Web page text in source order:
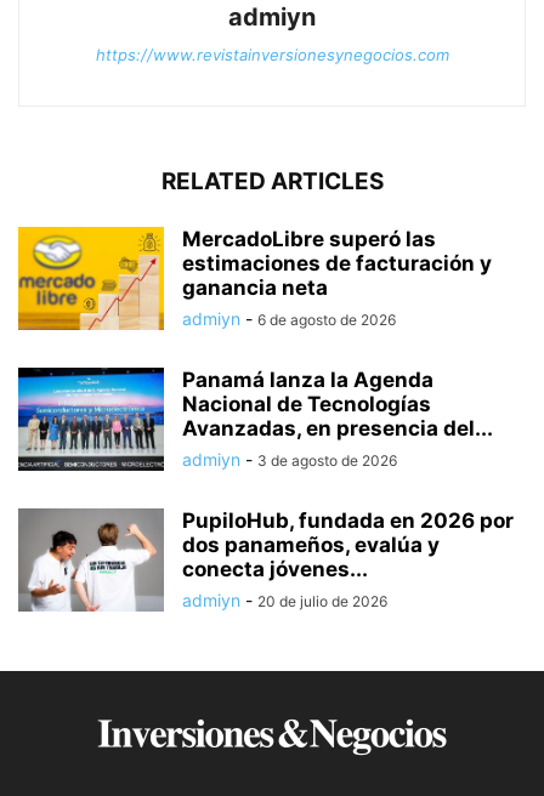
admiyn
https://www.revistainversionesynegocios.com
RELATED ARTICLES
MercadoLibre superó las
estimaciones de facturación y
ganancia neta
admiyn - 6 de agosto de 2026
Panamá lanza la Agenda
Nacional de Tecnologías
Avanzadas, en presencia del...
admiyn - 3 de agosto de 2026
PupiloHub, fundada en 2026 por
dos panameños, evalúa y
conecta jóvenes...
admiyn - 20 de julio de 2026